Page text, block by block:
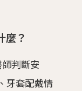
麼？
判斷安
牙套配戴情